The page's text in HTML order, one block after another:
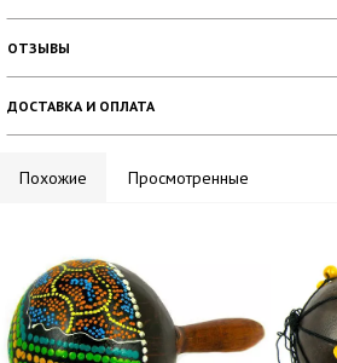
ОТЗЫВЫ
ДОСТАВКА И ОПЛАТА
Похожие Просмотренные